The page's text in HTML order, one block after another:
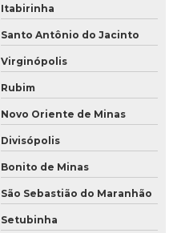
Itabirinha
Santo Antônio do Jacinto
Virginópolis
Rubim
Novo Oriente de Minas
Divisópolis
Bonito de Minas
São Sebastião do Maranhão
Setubinha